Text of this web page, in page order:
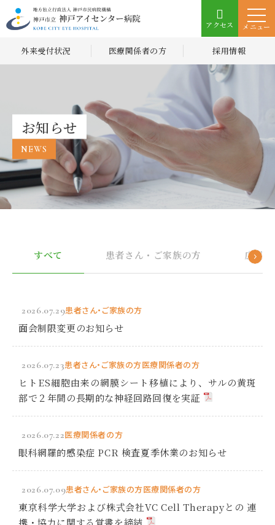
アクセス メニュー
外来受付状況 医療関係者の方 採用情報
お知らせ
NEWS
すべて 患者さん・ご家族の方 広報誌
2026.07.29患者さん・ご家族の方
面会制限変更のお知らせ
2026.07.23患者さん・ご家族の方医療関係者の方
ヒトES細胞由来の網膜シート移植により、サルの黄斑
部で２年間の長期的な神経回路回復を実証
2026.07.22医療関係者の方
眼科網羅的感染症 PCR 検査夏季休業のお知らせ
2026.07.09患者さん・ご家族の方医療関係者の方
東京科学大学および株式会社VC Cell Therapyとの 連
携・協力に関する覚書を締結